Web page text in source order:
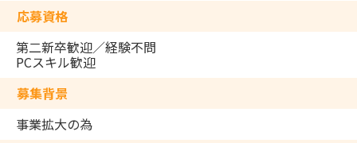
応募資格
第二新卒歓迎／経験不問
PCスキル歓迎
募集背景
事業拡大の為